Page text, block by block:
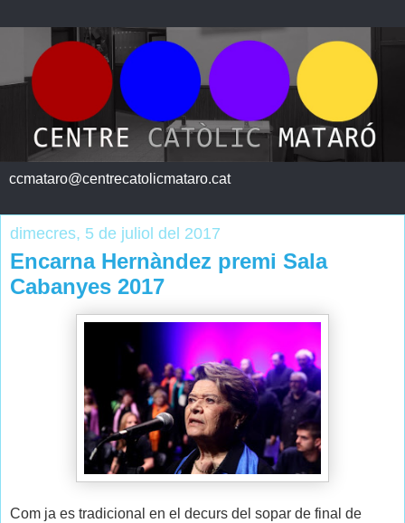
ccmataro@centrecatolicmataro.cat
dimecres, 5 de juliol del 2017
Encarna Hernàndez premi Sala
Cabanyes 2017
Com ja es tradicional en el decurs del sopar de final de